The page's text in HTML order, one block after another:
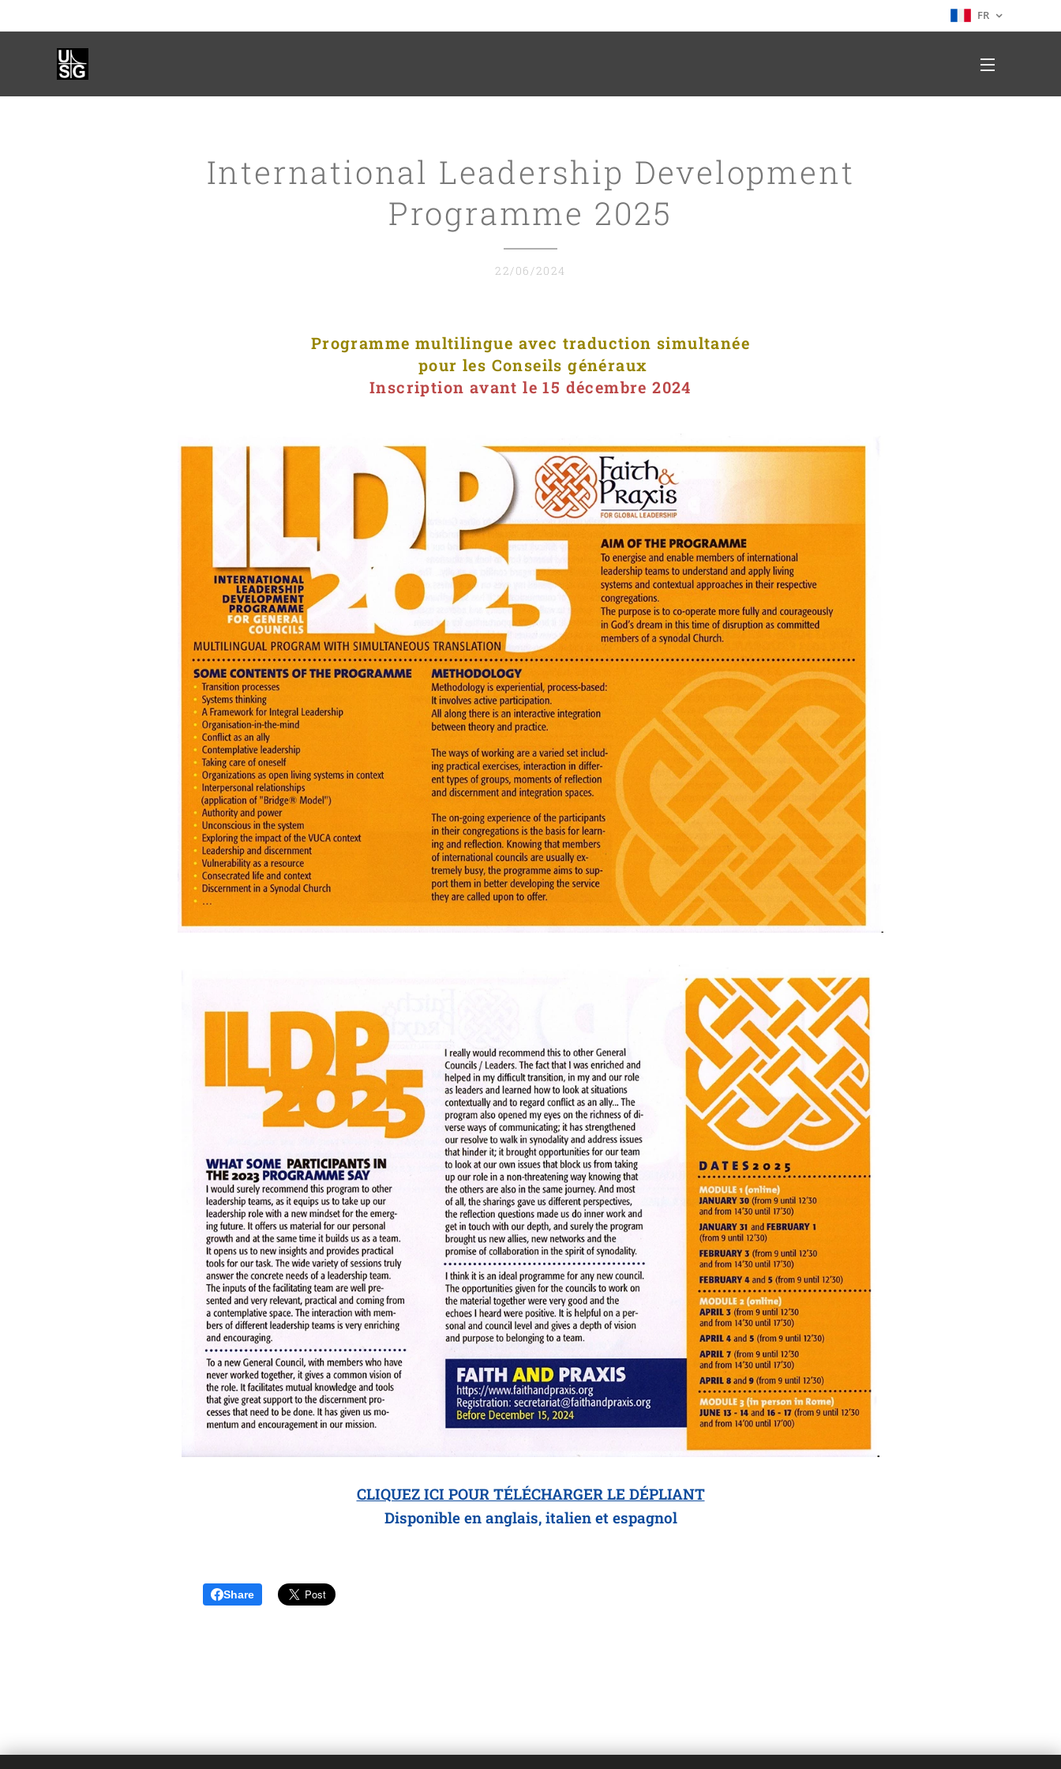
FR
International Leadership Development
Programme 2025
22/06/2024
Programme multilingue avec traduction simultanée
pour les Conseils généraux
Inscription avant le 15 décembre 2024
CLIQUEZ ICI POUR TÉLÉCHARGER LE DÉPLIANT
Disponible en anglais, italien et espagnol
Share